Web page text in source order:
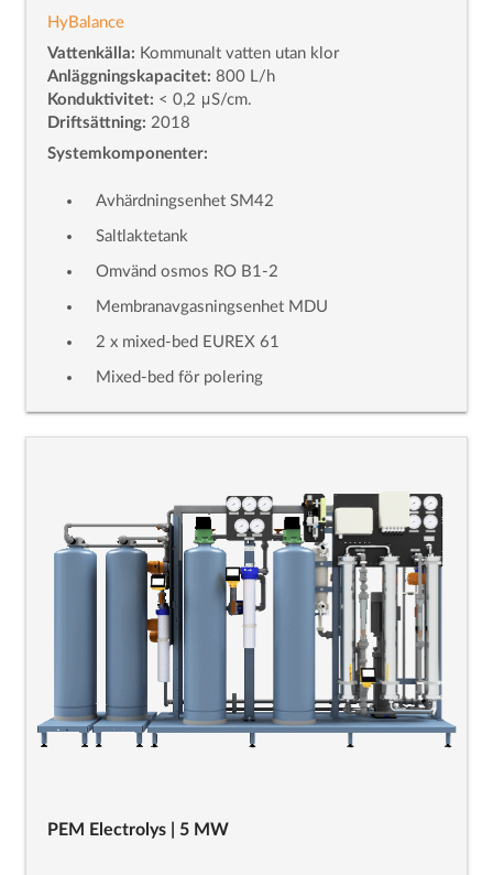
HyBalance
Vattenkälla: Kommunalt vatten utan klor
Anläggningskapacitet: 800 L/h
Konduktivitet: < 0,2 μS/cm.
Driftsättning: 2018
Systemkomponenter:
Avhärdningsenhet SM42
Saltlaktetank
Omvänd osmos RO B1-2
Membranavgasningsenhet MDU
2 x mixed-bed EUREX 61
Mixed-bed för polering
PEM Electrolys | 5 MW